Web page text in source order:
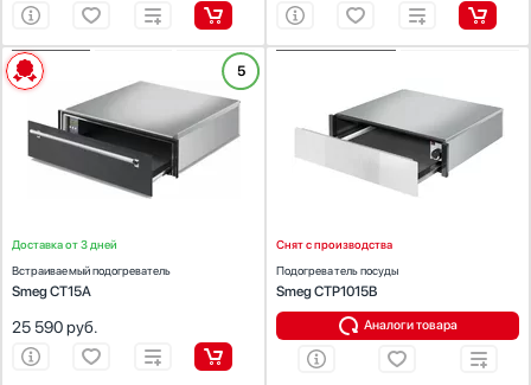
ХАРАКТЕРИСТИКИ
Габариты (ВхШхГ) (см):
13.6х59.5х55.7
Встраиваемая модель:
Количество режимов работы:
Диапазон температуры (°С):
30-75
5
Доставка от 3 дней
Встраиваемый подогреватель
Smeg CT15A
25 590руб.
Габариты (ВхШхГ) (см):
13.6х59.7х54.2
Встраиваемая модель:
Да
Диапазон температуры (°С):
30-80
Снят с производства
Подогреватель посуды
Smeg CTP1015B
Аналоги товара